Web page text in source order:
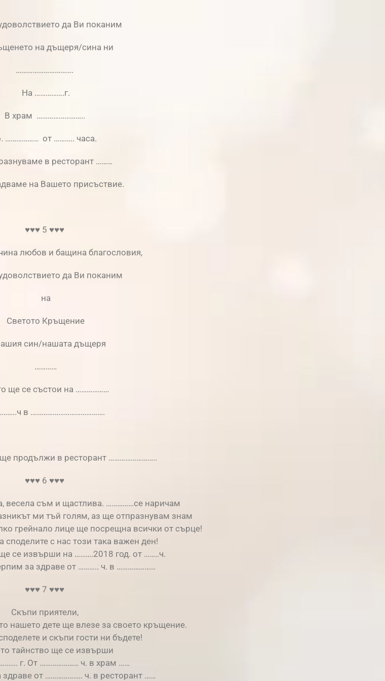
да Ви поканим
на дъщеря/сина ни
………………………….
На …………….г.
В храм ……………………..
……………… от ……….. часа.
в ресторант ………
на Вашето присъствие.
♥♥♥ 5 ♥♥♥
любов и бащина благословия,
да Ви поканим
на
Светото Кръщение
син/нашата дъщеря
…………
ще се състои на ………………
в ………………………………….
продължи в ресторант ……………………..
♥♥♥ 6 ♥♥♥
весела съм и щастлива. ……………се наричам
ми тъй голям, аз ще отпразнувам знам
грейнало лице ще посрещна всички от сърце!
с нас този така важен ден!
се извърши на ……….2018 год. от ……..ч.
за здраве от ……….. ч. в …………………
♥♥♥ 7 ♥♥♥
Скъпи приятели,
нашето дете ще влезе за своето кръщение.
и скъпи гости ни бъдете!
тайнство ще се извърши
г. От ………………… ч. в храм ……
от ……………….. ч. в ресторант ……